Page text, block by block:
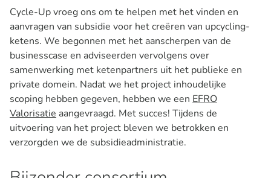
Cycle-Up vroeg ons om te helpen met het vinden en
aanvragen van subsidie voor het creëren van upcycling-
ketens. We begonnen met het aanscherpen van de
businesscase en adviseerden vervolgens over
samenwerking met ketenpartners uit het publieke en
private domein. Nadat we het project inhoudelijke
scoping hebben gegeven, hebben we een EFRO
Valorisatie aangevraagd. Met succes! Tijdens de
uitvoering van het project bleven we betrokken en
verzorgden we de subsidieadministratie.